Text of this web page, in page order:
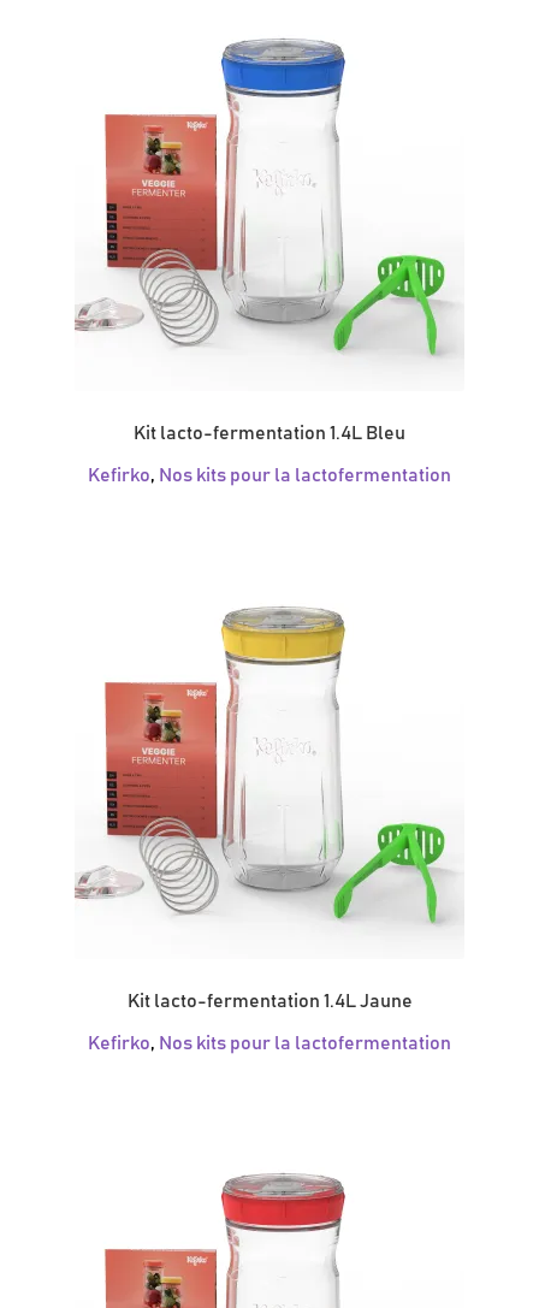
Kit lacto-fermentation 1.4L Bleu
Kefirko, Nos kits pour la lactofermentation
Kit lacto-fermentation 1.4L Jaune
Kefirko, Nos kits pour la lactofermentation